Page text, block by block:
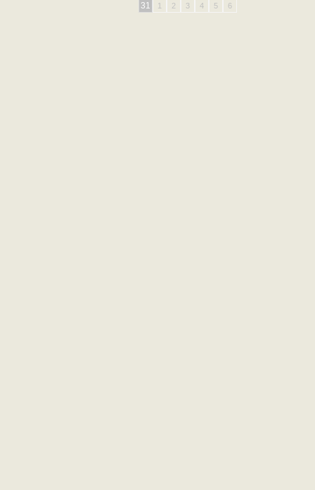
31
1 2 3 4 5 6